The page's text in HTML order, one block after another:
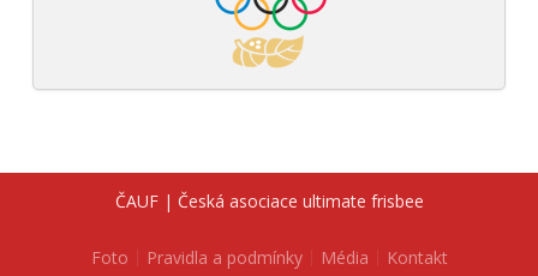
ČAUF | Česká asociace ultimate frisbee
Foto Pravidla a podmínky Média Kontakt